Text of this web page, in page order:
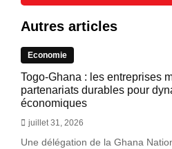
Autres articles
Economie
Togo-Ghana : les entreprises
partenariats durables pour
économiques
juillet 31, 2026
Une délégation de la Ghana